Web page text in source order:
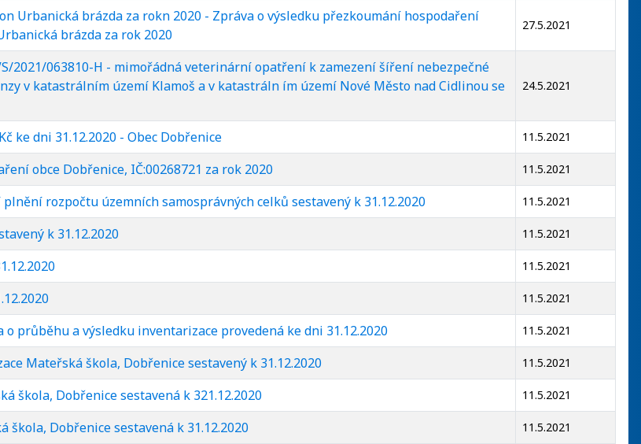
Urbanická brázda za rokn 2020 - Zpráva o výsledku přezkoumání hospodaření
brázda za rok 2020
27.5.2021
2021/063810-H - mimořádná veterinární opatření k zamezení šíření nebezpečné
v katastrálním území Klamoš a v katastráln ím území Nové Město nad Cidlinou se
24.5.2021
ke dni 31.12.2020 - Obec Dobřenice 11.5.2021
obce Dobřenice, IČ:00268721 za rok 2020 11.5.2021
rozpočtu územních samosprávných celků sestavený k 31.12.2020 11.5.2021
k 31.12.2020 11.5.2021
11.5.2021
11.5.2021
průběhu a výsledku inventarizace provedená ke dni 31.12.2020 11.5.2021
Mateřská škola, Dobřenice sestavený k 31.12.2020 11.5.2021
škola, Dobřenice sestavená k 321.12.2020 11.5.2021
Dobřenice sestavená k 31.12.2020 11.5.2021